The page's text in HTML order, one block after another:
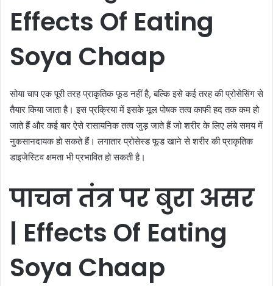
Effects Of Eating
Soya Chaap
सोया चाप एक पूरी तरह प्राकृतिक फूड नहीं है, बल्कि इसे कई तरह की प्रोसेसिंग से
तैयार किया जाता है। इस प्रक्रिया में इसके मूल पोषक तत्व काफी हद तक कम हो
जाते हैं और कई बार ऐसे रासायनिक तत्व जुड़ जाते हैं जो शरीर के लिए लंबे समय में
नुकसानदायक हो सकते हैं। लगातार प्रोसेस्ड फूड खाने से शरीर की प्राकृतिक
डाइजेस्टिव क्षमता भी प्रभावित हो सकती है।
पाचनतंत्रपरबुराअसर
| Effects Of Eating
Soya Chaap